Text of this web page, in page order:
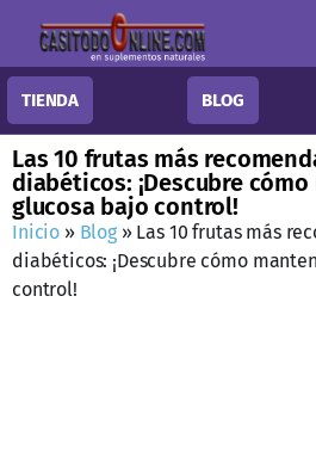
TIENDA BLOG
Las 10 frutas más
diabéticos: ¡Descubre
glucosa bajo control!
Inicio » Blog» Las 10 frutas más
diabéticos: ¡Descubre cómo
control!